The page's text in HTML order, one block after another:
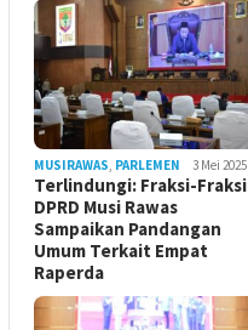
MUSIRAWAS, PARLEMEN 3 Mei 2025
Terlindungi: Fraksi-Fraksi
DPRD Musi Rawas
Sampaikan Pandangan
Umum Terkait Empat
Raperda